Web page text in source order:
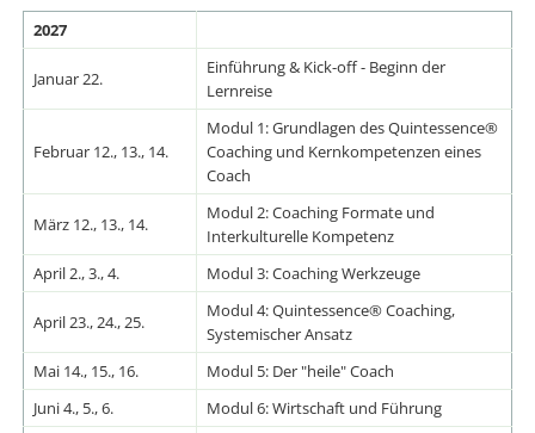
2027
Januar 22.
Einführung & Kick-off - Beginn der
Lernreise
Februar 12., 13., 14.
Modul 1: Grundlagen des Quintessence®
Coaching und Kernkompetenzen eines
Coach
März 12., 13., 14.
Modul 2: Coaching Formate und
Interkulturelle Kompetenz
April 2., 3., 4.
Modul 3: Coaching Werkzeuge
April 23., 24., 25.
Modul 4: Quintessence® Coaching,
Systemischer Ansatz
Mai 14., 15., 16.
Modul 5: Der "heile" Coach
Juni 4., 5., 6.
Modul 6: Wirtschaft und Führung